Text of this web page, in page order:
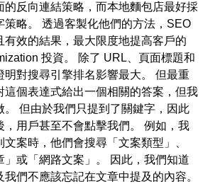
的反向連結策略，而本地麵包店最好採
策略。 透過客製化他們的方法，SEO
有效的結果，最大限度地提高客戶的
投資。 除了 URL、頁面標題和
明對搜尋引擎排名影響最大。 但最重
這個表達式給出一個相關的答案，但我
。 但由於我們只提到了關鍵字，因此
，用戶甚至不會點擊我們。 例如，我
案時，他們會搜尋「文案類型」、
」或「網路文案」。 因此，我們知道
們不應該忘記在文章中提及的內容。